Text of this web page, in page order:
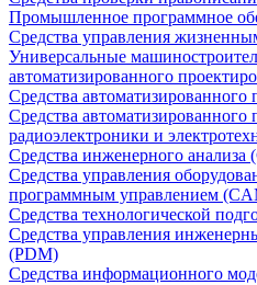
Промышленное программное
Средства управления
Универсальные
автоматизированного
Средства
Средства автоматизированного
радиоэлектроники и
Средства инженерного анализа
Средства управления
программным управлением
Средства технологической
Средства управления
(PDM)
Средства информационного